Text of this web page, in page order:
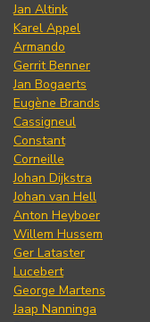
Jan Altink
Karel Appel
Armando
Gerrit Benner
Jan Bogaerts
Eugène Brands
Cassigneul
Constant
Corneille
Johan Dijkstra
Johan van Hell
Anton Heyboer
Willem Hussem
Ger Lataster
Lucebert
George Martens
Jaap Nanninga